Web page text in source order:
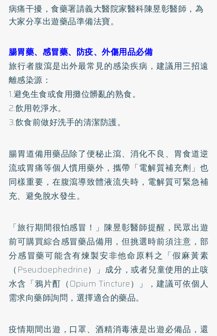
病痛干擾，食藥署請義大醫院家醫科陳昱彰醫師，為
大家分享出遊藥品準備法寶。
腸胃藥、感冒藥、防疫、外傷用品必備
旅行者腹瀉是出外最常見的感染疾病，建議用三招遠
離感染源：
1.避免生食或食用攤位髒亂的熟食。
2.飲用乾淨水。
3.飲食前做好洗手的清潔防護。
腸胃道備用藥品除了便秘止瀉、消化不良、胃食道逆
流或胃痛等個人慣用藥外，攜帶「電解質補充劑」也
同樣重要，在腹瀉導致體液流失時，電解質可緊急補
充、避免脫水發生。
「旅行期間很怕感冒！」陳昱彰醫師提醒，民眾出遊
前可購買綜合感冒藥品備用，但挑選時前須注意，部
分感冒藥可能含有煉製安非他命原料之「假麻黃素
（Pseudoephedrine）」成分，或者兒童使用的止咳
水含「鴉片酊（Opium Tincture）」，建議可依個人
需求向藥師詢問，選擇適合的藥品。
疫情期間出遊，口罩、酒精消毒液是出遊必備品，還